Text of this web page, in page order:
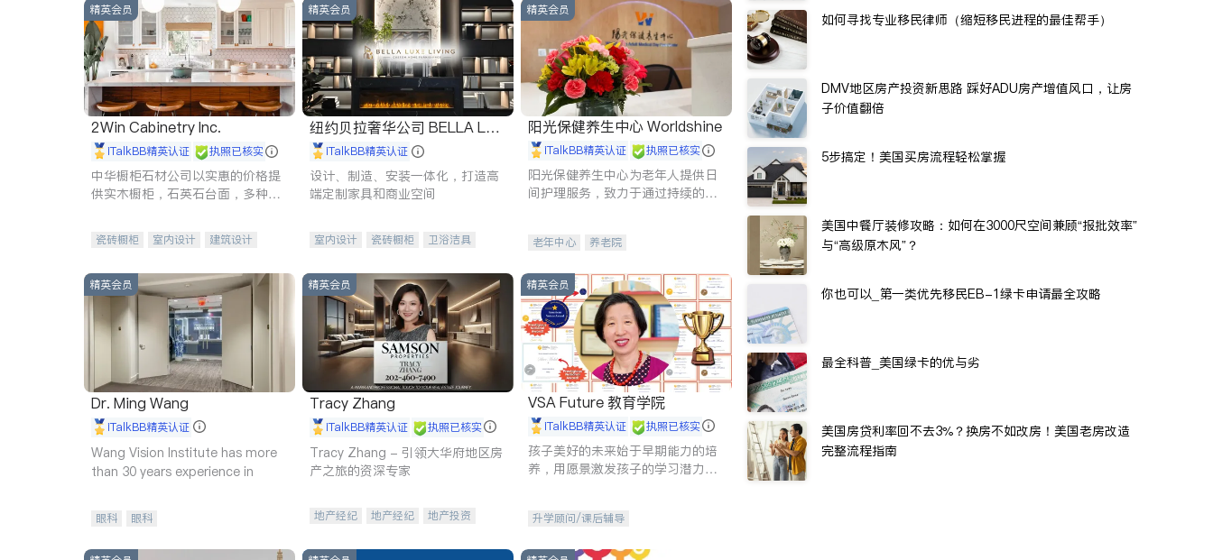
精英会员
2Win Cabinetry Inc.
iTalkBB精英认证 执照已核实
中华橱柜石材公司以实惠的价格提
供实木橱柜，石英石台面，多种优
机。品质厨房，家的选择。
瓷砖橱柜 室内设计
建筑设计
精英会员
纽约贝拉奢华公司 BELLA LUX
E iTalkBB精英认证
设计、制造、安装一体化，打造高
端定制家具和商业空间
室内设计 瓷砖橱柜
卫浴洁具
室内装修
精英会员
阳光保健养生中心 Worldshine
iTalkBB精英认证 执照已核实
阳光保健养生中心为老年人提供日
间护理服务，致力于通过持续的护
老年中心 养老院
精英会员
Dr. Ming Wang
iTalkBB精英认证
Wang Vision Institute has more
than 30 years experience in
眼科 眼科
精英会员
Tracy Zhang
iTalkBB精英认证 执照已核实
Tracy Zhang - 引领大华府地区房
产之旅的资深专家
地产经纪 地产经纪
地产投资
精英会员
VSA Future 教育学院
iTalkBB精英认证 执照已核实
孩子美好的未来始于早期能力的培
养，用愿景激发孩子的学习潜力和
升学顾问/课后辅导
如何寻找专业移民律师（缩短移民进程的最佳帮手）
DMV地区房产投资新思路 踩好ADU房产增值风口，让房
子价值翻倍
5步搞定！美国买房流程轻松掌握
美国中餐厅装修攻略：如何在3000尺空间兼顾“报批效率”
与“高级原木风”？
你也可以_第一类优先移民EB-1绿卡申请最全攻略
最全科普_美国绿卡的优与劣
美国房贷利率回不去3%？换房不如改房！美国老房改造
完整流程指南